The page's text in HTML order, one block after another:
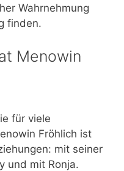
Wahrnehmung
finden.
Menowin
für viele
Fröhlich ist
mit seiner
und mit Ronja.